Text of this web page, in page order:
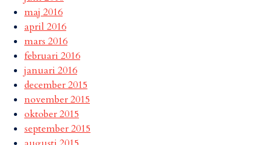
maj 2016
april 2016
mars 2016
februari 2016
januari 2016
december 2015
november 2015
oktober 2015
september 2015